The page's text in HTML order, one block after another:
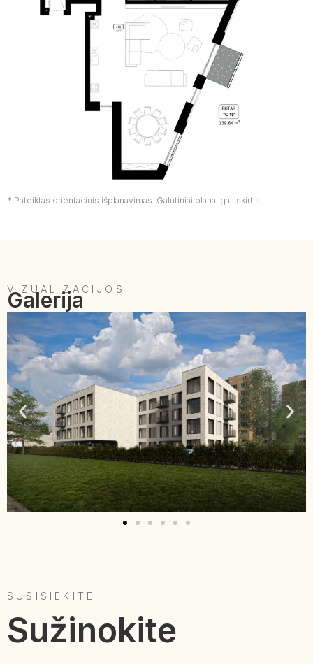
* Pateiktas orientacinis išplanavimas. Galutiniai planai gali skirtis.
VIZUALIZACIJOS
Galerija
SUSISIEKITE
Sužinokite